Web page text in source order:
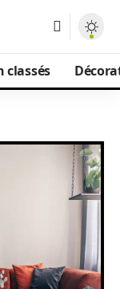
classés